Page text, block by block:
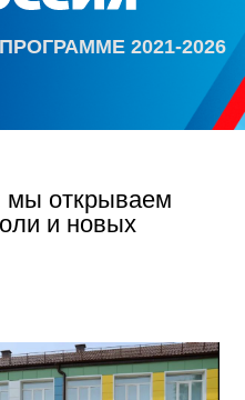
2021-2026
мы открываем
и новых